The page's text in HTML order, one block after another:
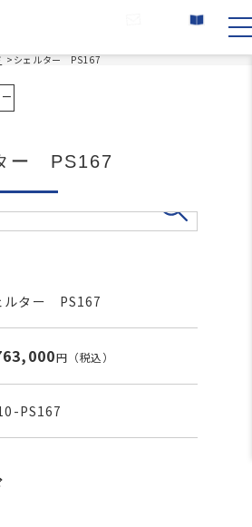
> シェルター PS167
ー PS167
ルター PS167
円 （税込）
PS167